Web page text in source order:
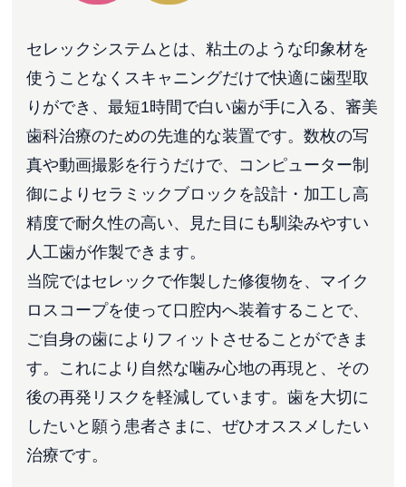
セレックシステムとは、粘土のような印象材を
使うことなくスキャニングだけで快適に歯型取
りができ、最短1時間で白い歯が手に入る、審美
歯科治療のための先進的な装置です。数枚の写
真や動画撮影を行うだけで、コンピューター制
御によりセラミックブロックを設計・加工し高
精度で耐久性の高い、見た目にも馴染みやすい
人工歯が作製できます。
当院ではセレックで作製した修復物を、マイク
ロスコープを使って口腔内へ装着することで、
ご自身の歯によりフィットさせることができま
す。これにより自然な噛み心地の再現と、その
後の再発リスクを軽減しています。歯を大切に
したいと願う患者さまに、ぜひオススメしたい
治療です。